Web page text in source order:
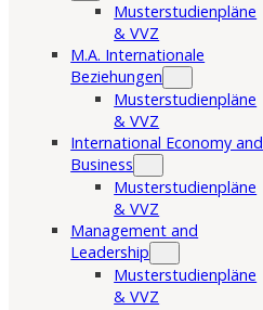
Musterstudienpläne
& VVZ
M.A. Internationale
Beziehungen
Musterstudienpläne
& VVZ
International Economy and
Business
Musterstudienpläne
& VVZ
Management and
Leadership
Musterstudienpläne
& VVZ